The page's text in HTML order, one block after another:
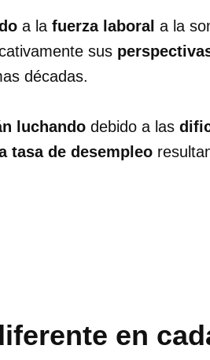
a la fuerza laboral a la
sus
décadas.
luchando debido a las
tasa de desempleo
en